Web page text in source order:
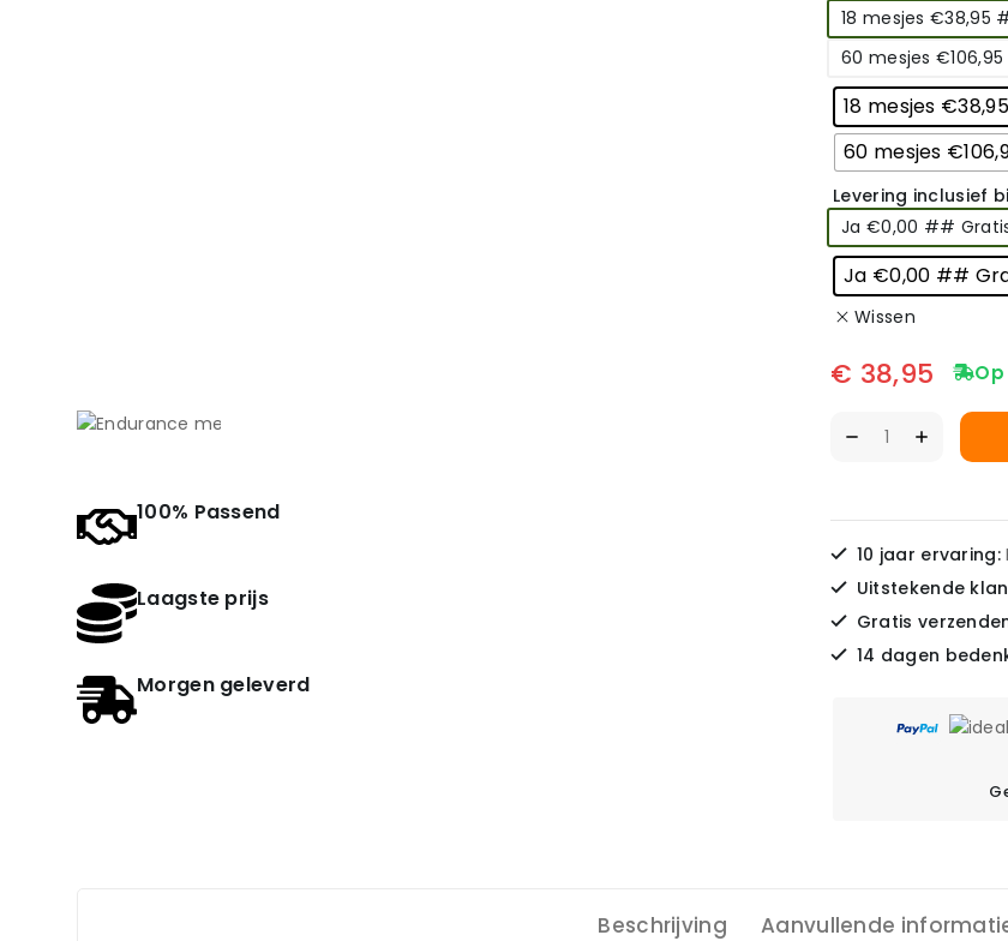
100% Passend
Laagste prijs
Morgen geleverd
18 mesjes €38,95
60 mesjes
18 mesjes
60 mesjes
Levering inclusief
Ja €0,00 ##
Ja €0,00 ##
Wissen
€ 38,95
10 jaar ervaring:
Uitstekende
Gratis
14 dagen
Beschrijving Aanvullende